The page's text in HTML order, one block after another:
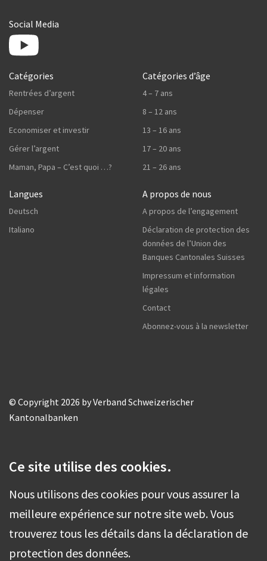
Social Media
Catégories
Rentrées d’argent
Dépenser
Economiser et investir
Gérer l’argent
Maman, Papa – C’est quoi …?
Langues
Deutsch
Italiano
Catégories d’âge
4 – 7 ans
8 – 12 ans
13 – 16 ans
17 – 20 ans
21 – 26 ans
A propos de nous
A propos de l’engagement
Déclaration de protection des
données de l’Union des
Banques Cantonales Suisses
Impressum et information
légales
Contact
Abonnez-vous à la newsletter
© Copyright 2026 by Verband Schweizerischer
Kantonalbanken
Ce site utilise des cookies.
Nous utilisons des cookies pour vous assurer la
meilleure expérience sur notre site web. Vous
trouverez tous les détails dans la déclaration de
protection des données.